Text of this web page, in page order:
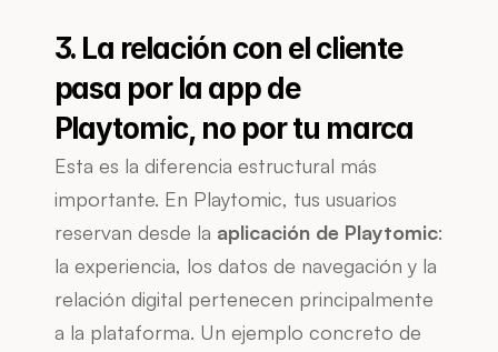
3. La relación con el cliente
pasa por la app de
Playtomic, no por tu marca
Esta es la diferencia estructural más
importante. En Playtomic, tus usuarios
reservan desde la aplicación de Playtomic:
la experiencia, los datos de navegación y la
relación digital pertenecen principalmente
a la plataforma. Un ejemplo concreto de